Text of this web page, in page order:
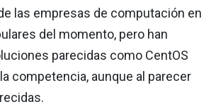
las empresas de computación en
del momento, pero han
parecidas como CentOS
competencia, aunque al parecer